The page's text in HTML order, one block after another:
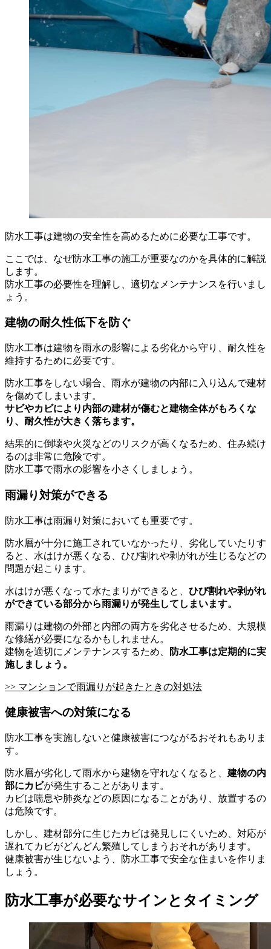
防水工事は建物の安全性を高めるために必要な工事です。
ここでは、なぜ防水工事の施工が重要なのかを具体的に解説
します。
防水工事の必要性を理解し、適切なメンテナンスを行いまし
ょう。
建物の耐久性低下を防ぐ
防水工事は建物を雨水の影響による劣化から守り、耐久性を
維持するために必要です。
防水工事をしない場合、雨水が建物の内部に入り込んで建材
を傷めてしまいます。
サビやカビにより内部の建材が傷むと建物全体がもろくな
り、耐久性が大きく落ちます。
結果的に倒壊や火災などのリスクが高くなるため、住み続け
るのは非常に危険です。
防水工事で雨水の影響を小さくしましょう。
雨漏り対策ができる
防水工事は雨漏り対策においても重要です。
防水層が十分に施工されていなかったり、劣化していたりす
ると、水はけが悪くなる、ひび割れや剥がれが生じるなどの
問題が起こります。
水はけが悪くなって水たまりができると、 ひび割れや剥がれ
ができている部分から雨漏りが発生してしまいます。
雨漏りは建物の外部と内部の両方を劣化させるため、大規模
な修繕が必要になるかもしれません。
建物を適切にメンテナンスするため、
防水工事は定期的に実
施しましょう。
>> マンションで雨漏りが起きたときの対処法
健康被害への対策になる
防水工事を実施しないと健康被害につながるおそれもありま
す。
防水層が劣化して雨水から建物を守れなくなると、 建物の内
部にカビが発生することがあります。
カビは喘息や肺炎などの原因になることがあり、放置するの
は危険です。
しかし、建材部分に生じたカビは発見しにくいため、対応が
遅れてカビがどんどん繁殖してしまうおそれがあります。
健康被害が生じないよう、防水工事で安全な住まいを作りま
しょう。
防水工事が必要なサインとタイミング